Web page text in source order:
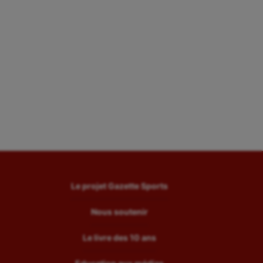
Le projet Gazette Sports
Nous soutenir
Le livre des 10 ans